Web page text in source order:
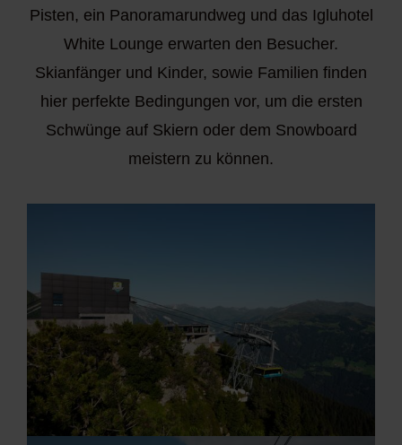
Pisten, ein Panoramarundweg und das Igluhotel
White Lounge erwarten den Besucher.
Skianfänger und Kinder, sowie Familien finden
hier perfekte Bedingungen vor, um die ersten
Schwünge auf Skiern oder dem Snowboard
meistern zu können.